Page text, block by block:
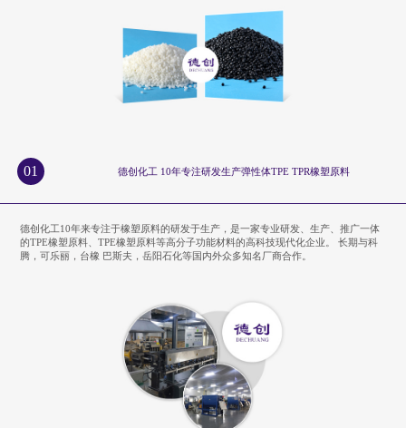
01 德创化工 10年专注研发生产弹性体TPE TPR橡塑原料
德创化工10年来专注于橡塑原料的研发于生产，是一家专业研发、生产、推广一体
的TPE橡塑原料、TPE橡塑原料等高分子功能材料的高科技现代化企业。 长期与科
腾，可乐丽，台橡 巴斯夫，岳阳石化等国内外众多知名厂商合作。